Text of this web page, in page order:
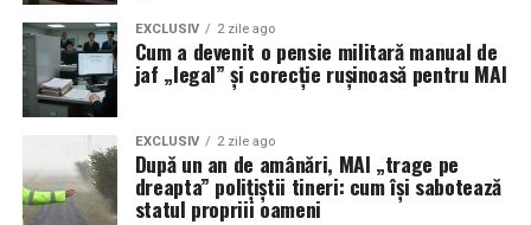
EXCLUSIV 2 zile ago
Cum a devenit o pensie militară manual de
jaf „legal” și corecție rușinoasă pentru MAI
EXCLUSIV 2 zile ago
După un an de amânări, MAI „trage pe
dreapta” polițiștii tineri: cum își sabotează
statul propriii oameni